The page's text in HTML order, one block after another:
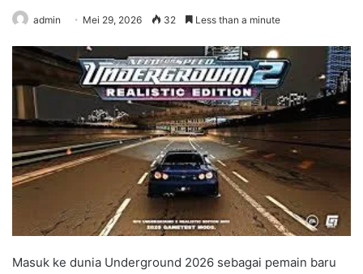
admin Mei 29, 2026 32 Less than a minute
Masuk ke dunia Underground 2026 sebagai pemain baru